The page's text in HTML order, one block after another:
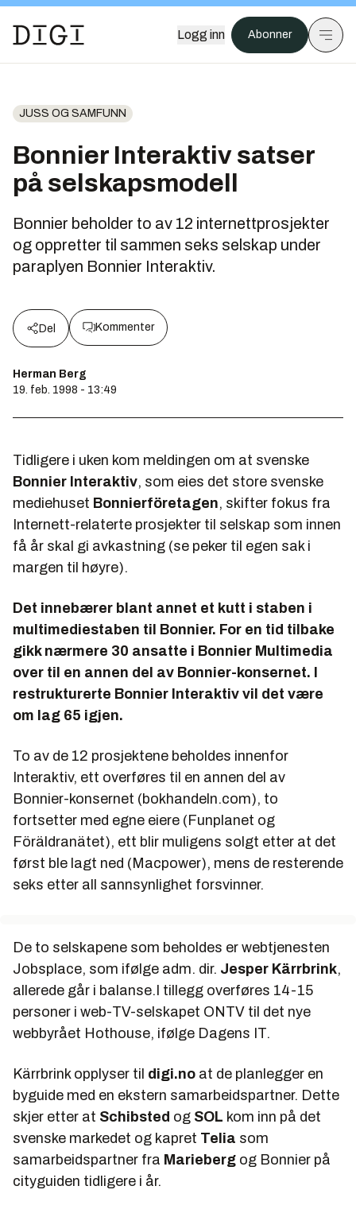
Logg inn Abonner
JUSS OG SAMFUNN
Bonnier Interaktiv satser
på selskapsmodell
Bonnier beholder to av 12 internettprosjekter
og oppretter til sammen seks selskap under
paraplyen Bonnier Interaktiv.
Del Kommenter
Herman Berg
19. feb. 1998 - 13:49
Tidligere i uken kom meldingen om at svenske
Bonnier Interaktiv, som eies det store svenske
mediehuset Bonnierföretagen, skifter fokus fra
Internett-relaterte prosjekter til selskap som innen
få år skal gi avkastning (se peker til egen sak i
margen til høyre).
Det innebærer blant annet et kutt i staben i
multimediestaben til Bonnier. For en tid tilbake
gikk nærmere 30 ansatte i Bonnier Multimedia
over til en annen del av Bonnier-konsernet. I
restrukturerte Bonnier Interaktiv vil det være
om lag 65 igjen.
To av de 12 prosjektene beholdes innenfor
Interaktiv, ett overføres til en annen del av
Bonnier-konsernet (bokhandeln.com), to
fortsetter med egne eiere ( Funplanet og
Föräldranätet), ett blir muligens solgt etter at det
først ble lagt ned ( Macpower), mens de resterende
seks etter all sannsynlighet forsvinner.
De to selskapene som beholdes er webtjenesten
Jobsplace, som ifølge adm. dir. Jesper Kärrbrink,
allerede går i balanse.I tillegg overføres 14-15
personer i web-TV-selskapet ONTV til det nye
webbyrået Hothouse, ifølge Dagens IT.
Kärrbrink opplyser til digi.no at de planlegger en
byguide med en ekstern samarbeidspartner. Dette
skjer etter at Schibsted og SOL kom inn på det
svenske markedet og kapret Telia som
samarbeidspartner fra Marieberg og Bonnier på
cityguiden tidligere i år.